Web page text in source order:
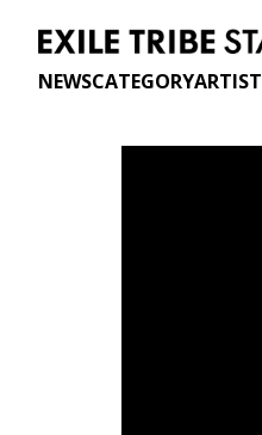
NEWSCATEGORYARTIST